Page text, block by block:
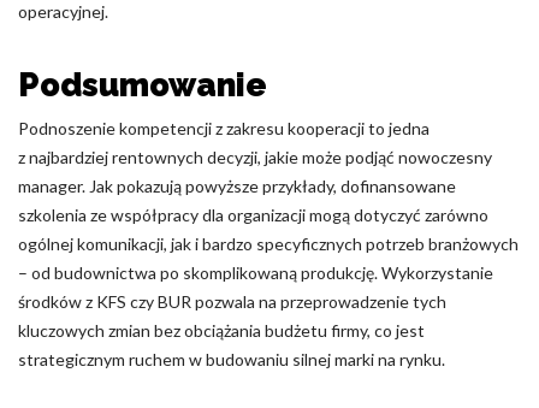
operacyjnej.
Podsumowanie
Podnoszenie kompetencji z zakresu kooperacji to jedna
z najbardziej rentownych decyzji, jakie może podjąć nowoczesny
manager. Jak pokazują powyższe przykłady, dofinansowane
szkolenia ze współpracy dla organizacji mogą dotyczyć zarówno
ogólnej komunikacji, jak i bardzo specyficznych potrzeb branżowych
– od budownictwa po skomplikowaną produkcję. Wykorzystanie
środków z KFS czy BUR pozwala na przeprowadzenie tych
kluczowych zmian bez obciążania budżetu firmy, co jest
strategicznym ruchem w budowaniu silnej marki na rynku.